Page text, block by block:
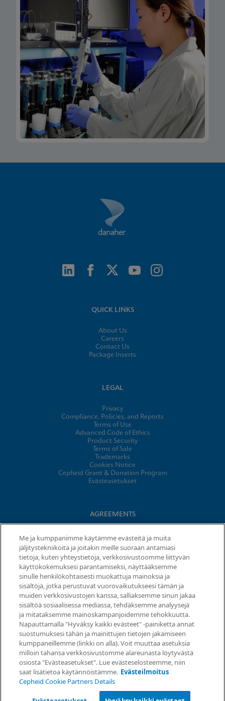
QUICK LINKS
About Us
Careers
Contact Us
Package Inserts
LEGAL
Privacy
Compliance, Policies, and Reports
Terms of Use
Advanced Code of Ethics
Product Security
Terms of Sale
Trademarks
Cookies Notice
Cepheid Grant & Donation Program
Evästeasetukset
AGREEMENTS
Data Processing Agreement
Partner Communities
Information Security Terms and Conditions
© 2026 Cepheid. Cepheid®, the Cepheid logo, GeneXpert®,
Xpert®, and I-CORE® are trademarks of Cepheid, registered in
the U.S. and other countries.
Me ja kumppanimme käytämme evästeitä ja muita
jäljitystekniikoita ja joitakin meille suoraan antamiasi
tietoja, kuten yhteystietoja, verkkosivustoomme liittyvän
käyttökokemuksesi parantamiseksi, näyttääksemme
sinulle henkilökohtaisesti muokattuja mainoksia ja
sisältöjä, jotka perustuvat vuorovaikutukseesi tämän ja
muiden verkkosivustojen kanssa, salliaksemme sinun jakaa
sisältöä sosiaalisessa mediassa, tehdäksemme analyysejä
ja mitataksemme mainoskampanjoidemme tehokkuutta.
Napauttamalla "Hyväksy kaikki evästeet" -painiketta annat
suostumuksesi tähän ja mainittujen tietojen jakamiseen
kumppaneillemme (linkki on alla). Voit muuttaa asetuksia
milloin tahansa verkkosivustomme alareunasta löytyvästä
osiosta "Evästeasetukset". Lue evästeselosteemme, niin
saat lisätietoa käytännöistämme. Evästeilmoitus
Cepheid Cookie Partners Details